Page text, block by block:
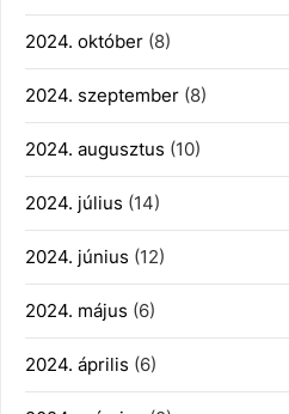
2024. október (8)
2024. szeptember (8)
2024. augusztus (10)
2024. július (14)
2024. június (12)
2024. május (6)
2024. április (6)